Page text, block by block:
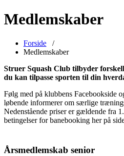
Medlemskaber
Forside /
Medlemskaber
Struer Squash Club tilbyder
du kan tilpasse sporten til din
Følg med på klubbens Facebookside
løbende informerer om særlige
Nedenstående priser er gældende fra
betingelser for banebooking her på
Årsmedlemskab senior